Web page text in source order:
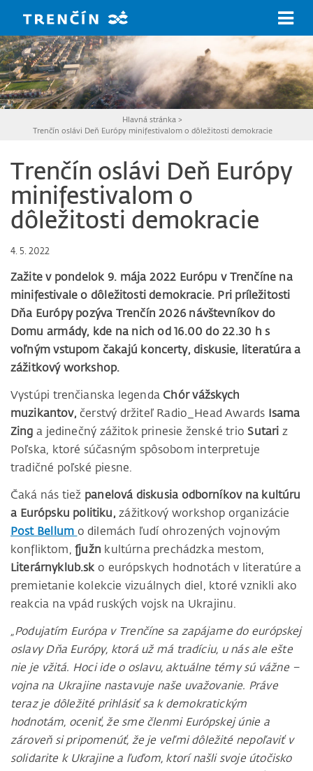
Hlavná stránka >
Trenčín oslávi Deň Európy minifestivalom o dôležitosti demokracie
Trenčín oslávi Deň Európy
minifestivalom o
dôležitosti demokracie
4. 5. 2022
Zažite v pondelok 9. mája 2022 Európu v Trenčíne na
minifestivale o dôležitosti demokracie. Pri príležitosti
Dňa Európy pozýva Trenčín 2026 návštevníkov do
Domu armády, kde na nich od 16.00 do 22.30 h s
voľným vstupom čakajú koncerty, diskusie, literatúra a
zážitkový workshop.
Vystúpi trenčianska legenda Chór vážskych
muzikantov, čerstvý držiteľ Radio_Head Awards Isama
Zing a jedinečný zážitok prinesie ženské trio Sutari z
Poľska, ktoré súčasným spôsobom interpretuje
tradičné poľské piesne.
Čaká nás tiež panelová diskusia odborníkov na kultúru
a Európsku politiku, zážitkový workshop organizácie
Post Bellum o dilemách ľudí ohrozených vojnovým
konfliktom, fjužn kultúrna prechádzka mestom,
Literárnyklub.sk o európskych hodnotách v literatúre a
premietanie kolekcie vizuálnych diel, ktoré vznikli ako
reakcia na vpád ruských vojsk na Ukrajinu.
„Podujatím Európa v Trenčíne sa zapájame do európskej
oslavy Dňa Európy, ktorá už má tradíciu, u nás ale ešte
nie je vžitá. Hoci ide o oslavu, aktuálne témy sú vážne –
vojna na Ukrajine nastavuje naše uvažovanie. Práve
teraz je dôležité prihlásiť sa k demokratickým
hodnotám, oceniť, že sme členmi Európskej únie a
zároveň si pripomenúť, že je veľmi dôležité nepoľaviť v
solidarite k Ukrajine a ľuďom, ktorí našli svoje útočisko